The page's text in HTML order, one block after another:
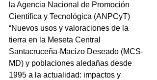
la Agencia Nacional de Promoción
Científica y Tecnológica (ANPCyT)
“Nuevos usos y valoraciones de la
tierra en la Meseta Central
Santacruceña-Macizo Deseado (MCS-
MD) y poblaciones aledañas desde
1995 a la actualidad: impactos y